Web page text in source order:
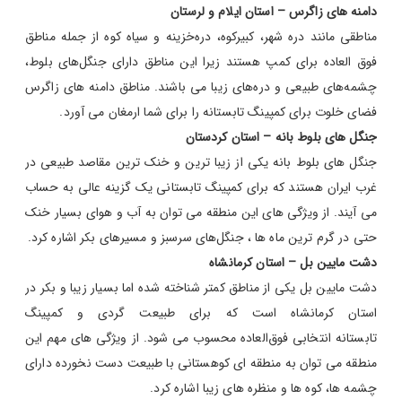
دامنه‌ های زاگرس – استان ایلام و لرستان
مناطقی مانند دره شهر، کبیرکوه، دره‌خزینه و سیاه‌ کوه از جمله مناطق
فوق العاده برای کمپ هستند زیرا این مناطق دارای جنگل‌های بلوط،
چشمه‌های طبیعی و دره‌های زیبا می باشند. مناطق دامنه های زاگرس
فضای خلوت برای کمپینگ تابستانه را برای شما ارمغان می آورد.
جنگل‌ های بلوط بانه – استان کردستان
جنگل‌ های بلوط بانه یکی از زیبا ترین و خنک‌ ترین مقاصد طبیعی در
غرب ایران هستند که برای کمپینگ تابستانی یک گزینه عالی به حساب
می‌ آیند. از ویژگی های این منطقه می توان به آب‌ و هوای بسیار خنک
حتی در گرم‌ ترین ماه‌ ها ، جنگل‌های سرسبز و مسیرهای بکر اشاره کرد.
دشت مایین‌ بل – استان کرمانشاه
دشت مایین‌ بل یکی از مناطق کمتر شناخته‌ شده اما بسیار زیبا و بکر در
استان کرمانشاه است که برای طبیعت‌ گردی و کمپینگ
تابستانه انتخابی فوق‌العاده محسوب می‌ شود. از ویژگی های مهم این
منطقه می توان به منطقه‌ ای کوهستانی با طبیعت دست‌ نخورده دارای
چشمه‌ ها، کوه‌ ها و منظره‌ های زیبا اشاره کرد.